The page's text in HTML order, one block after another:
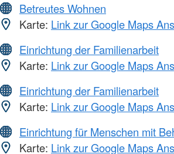
Betreutes Wohnen
Karte: Link zur Google Maps
Einrichtung der Familienarbeit
Karte: Link zur Google Maps
Einrichtung der Familienarbeit
Karte: Link zur Google Maps
Einrichtung für Menschen mit
Karte: Link zur Google Maps